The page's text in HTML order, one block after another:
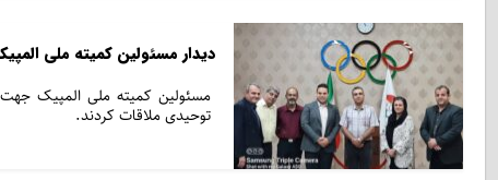
دیدار مسئولین کمیته ملی
توحیدی ملاقات کردند.